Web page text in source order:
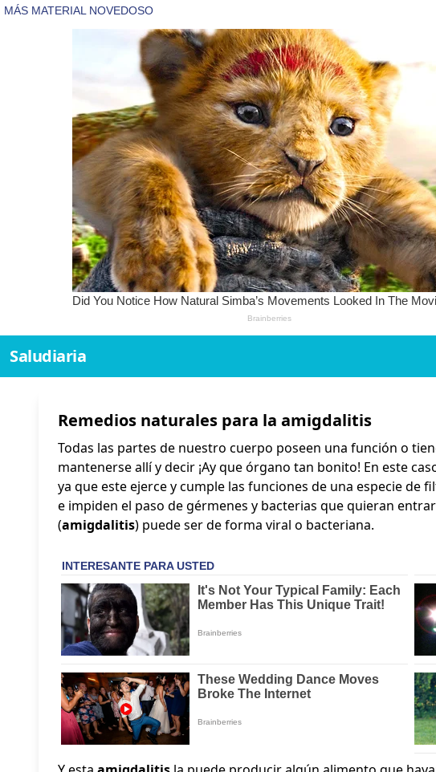
Saludiaria
Remedios naturales para la amigdalitis
Todas las partes de nuestro cuerpo poseen una función o
mantenerse allí y decir ¡Ay que órgano tan bonito! En este
ya que este ejerce y cumple las funciones de una especie de
e impiden el paso de gérmenes y bacterias que quieran
(amigdalitis) puede ser de forma viral o bacteriana.